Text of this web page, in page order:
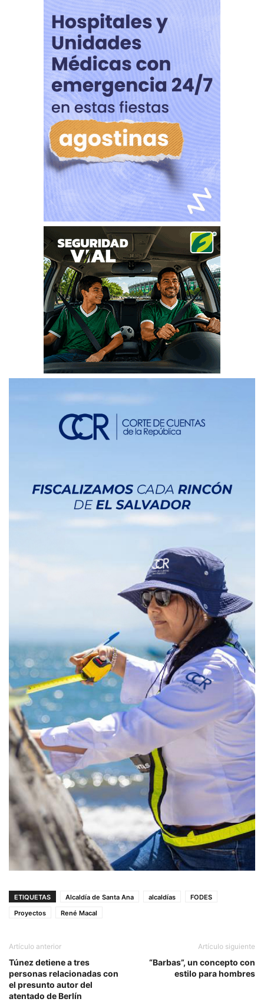
ETIQUETAS Alcaldía de Santa Ana alcaldías
FODES
Proyectos
René Macal
Artículo anterior
Túnez detiene a tres
personas relacionadas con
el presunto autor del
atentado de Berlín
Artículo siguiente
“Barbas”, un concepto con
estilo para hombres